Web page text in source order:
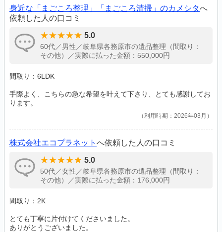
身近な「まごころ整理」「まごころ清掃」のカメシタへ
依頼した人の口コミ
5.0
60代／男性／岐阜県各務原市の遺品整理（間取り：
その他）／実際に払った金額：550,000円
間取り：6LDK
手際よく、こちらの急な希望を叶えて下さり、とても感謝してお
ります。
利用時期：2026年03月
株式会社エコプラネット へ依頼した人の口コミ
5.0
50代／女性／岐阜県各務原市の遺品整理（間取り：
その他）／実際に払った金額：176,000円
間取り：2K
とても丁寧に片付けてくださいました。
ありがとうございました。